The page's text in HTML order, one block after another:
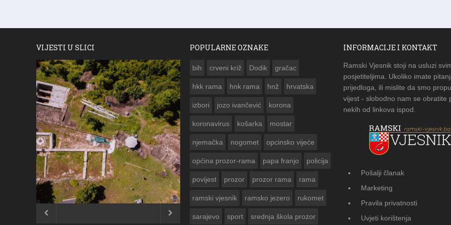
VIJESTI U SLICI
ČESTITKA RAMSKOG VJESNIKA ZA
USKRS 2023. GODINE
FOTOGALERIJA: Čuvanje običaja u
 
POPULARNE OZNAKE
bih crveni križ Dodik gračac
hkk rama hnk rama hnž hrvatska
izbori jozo ivančević korona
koronavirus košarka mostar
njemačka nogomet opcinsko vijeće
općina prozor-rama papa franjo policija
povijest prozor prozor rama rama
ramski vjesnik ramsko jezero rukomet
sarajevo sport srednja škola prozor
INFORMACIJE I KONTAKT
Ramski Vjesnik stoji na usluzi
posjetiteljima. Ukoliko imate
prijedloga, ili mislite da smo
vijest - slobodno nam se obratite
nekih od linkova ispod.
Pošalji članak
Marketing
Pravila privatnosti
Uvjeti korištenja